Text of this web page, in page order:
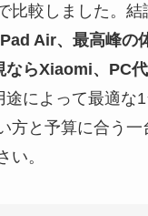
比較しました。結
Air、最高峰の
ならXiaomi、PC
途によって最適な
方と予算に合う一
い。